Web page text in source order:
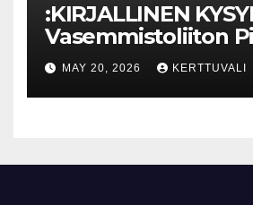
:KIRJALLINEN
Vasemmistoliiton
Lohikoski: Missä
hallituksen
kunnille?
MAY 20, 2026 KERTTUVALI